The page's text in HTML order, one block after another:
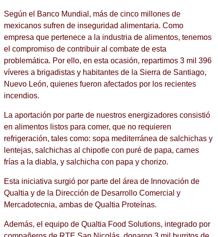
Según el Banco Mundial, más de cinco millones de
mexicanos sufren de inseguridad alimentaria. Como
empresa que pertenece a la industria de alimentos, tenemos
el compromiso de contribuir al combate de esta
problemática. Por ello, en esta ocasión, repartimos 3 mil 396
víveres a brigadistas y habitantes de la Sierra de Santiago,
Nuevo León, quienes fueron afectados por los recientes
incendios.
La aportación por parte de nuestros energizadores consistió
en alimentos listos para comer, que no requieren
refrigeración, tales como: sopa mediterránea de salchichas y
lentejas, salchichas al chipotle con puré de papa, carnes
frías a la diabla, y salchicha con papa y chorizo.
Esta iniciativa surgió por parte del área de Innovación de
Qualtia y de la Dirección de Desarrollo Comercial y
Mercadotecnia, ambas de Qualtia Proteínas.
Además, el equipo de Qualtia Food Solutions, integrado por